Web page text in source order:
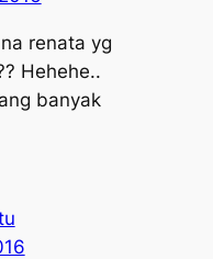
renata yg
Hehehe..
banyak